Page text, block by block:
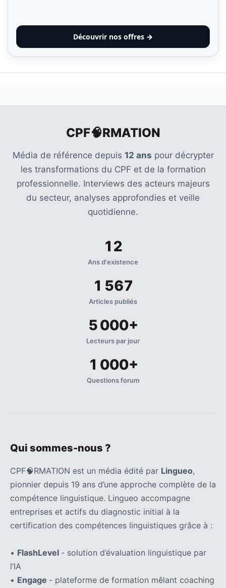
Découvrir nos offres →
CPF🧠RMATION
Média de référence depuis 12 ans pour décrypter
les transformations du CPF et de la formation
professionnelle. Interviews des acteurs majeurs
du secteur, analyses approfondies et veille
quotidienne.
12
Ans d'existence
1 567
Articles publiés
5 000+
Lecteurs par jour
1 000+
Questions forum
Qui sommes-nous ?
CPF🧠RMATION est un média édité par Lingueo,
pionnier depuis 19 ans d’une approche complète de la
compétence linguistique. Lingueo accompagne
entreprises et actifs du diagnostic initial à la
certification des compétences linguistiques grâce à :
• FlashLevel - solution d’évaluation linguistique par
l’IA
• Engage - plateforme de formation mêlant coaching